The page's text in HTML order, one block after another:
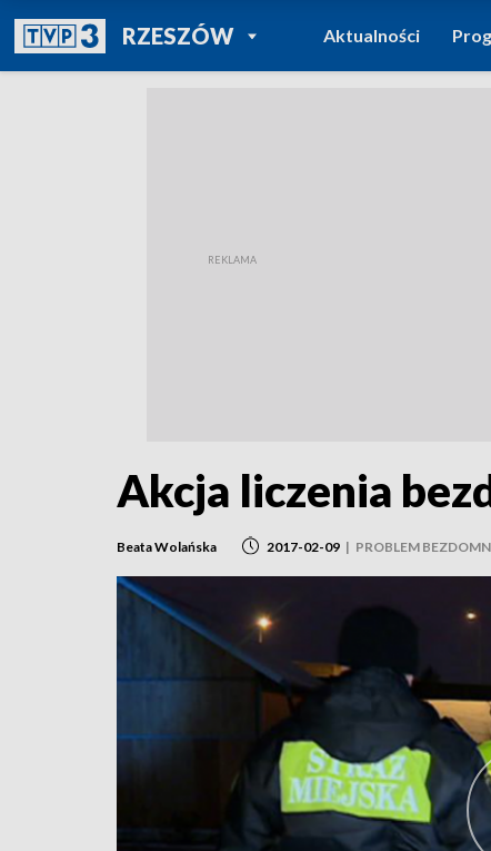
RZESZÓWPOWRÓT DO
TVP REGIONY
Aktualności
Akcja liczenia
Beata Wolańska 2017-02-09 | PROBLEM